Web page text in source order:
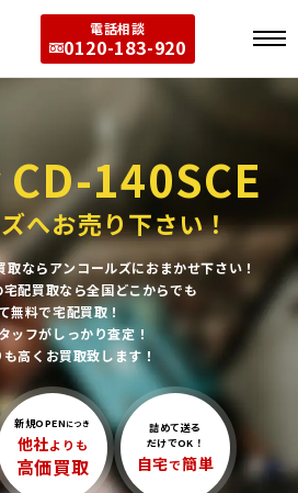
電話相談
0120-183-920
140SCE
へお売り下さい！
ならアンコールズにおまかせ下さい！
配買取なら全国どこからでも
無料で宅配買取！
ッフがしっかり査定！
高くお買取致します！
新規OPEN につき
他社よりも
高価買取
詰めて送る
だけでOK！
自宅で簡単